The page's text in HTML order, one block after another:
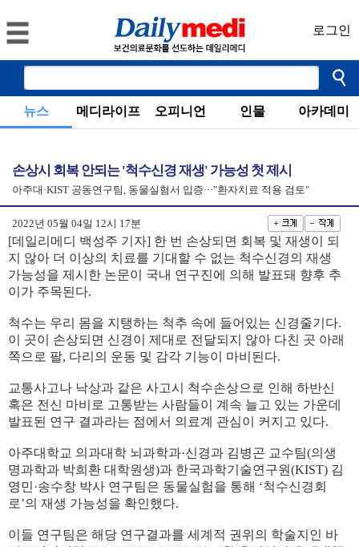
로그인
뉴스 메디라이프 오피니언 인물 아카데미
손상시 회복 안되는 '척수신경 재생' 가능성 첫 제시
아주대·KIST 공동연구팀, 동물실험서 입증···"환자치료 적용 검토"
2022년 05월 04일 12시 17분
[데일리메디 백성주 기자] 한 번 손상되면 회복 및 재생이 되
지 않아 더 이상의 치료를 기대할 수 없는 척수신경의 재생
가능성을 제시한 논문이 국내 연구진에 의해 발표돼 향후 추
이가 주목된다.
척수는 우리 몸을 지탱하는 척추 속에 들어있는 신경줄기다.
이 곳이 손상되면 신경이 제대로 전달되지 않아 다친 곳 아래
쪽으로 팔, 다리의 운동 및 감각 기능이 마비된다.
교통사고나 낙상과 같은 사고시 척수손상으로 인해 하반신
혹은 전신 마비로 고통받는 사람들이 계속 늘고 있는 가운데
발표된 연구 결과라는 점에서 의료계 관심이 커지고 있다.
아주대학교 의과대학 뇌과학과·신경과 김병곤 교수팀(의생
명과학과 박희환 대학원생)과 한국과학기술연구원(KIST) 김
영민·송수창 박사 연구팀은 동물실험을 통해 ‘척수신경회
로’의 재생 가능성을 확인했다.
이들 연구팀은 해당 연구결과를 세계적 권위의 학술지인 바